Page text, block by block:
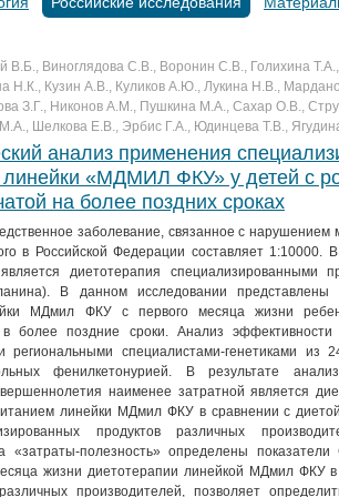
В.Б., Виноглядова С.В., Воронин С.В., Голихина
Н.К., Кузин А.В., Куликов А.Ю., Лукина Н.В.,
З.Г., Никонов А.М., Пушкина М.А., Сахар О.В.,
Шелкова Е.В., Эрбис Г.А., Юдинцева Т.В.,
анализ применения
линейки «МДМИЛ ФКУ» у детей с
на более поздних сроках
заболевание, связанное с нарушением
в Российской Федерации составляет
диетотерапия специализированными
В данном исследовании представлены
МДмил ФКУ с первого месяца жизни
более поздние сроки. Анализ
региональными специалистами-генетиками из
фенилкетонурией. В результате
наименее затратной является
линейки МДмил ФКУ в сравнении с
продуктов различных
«затраты-полезность» определены
жизни диетотерапии линейкой МДмил ФКУ
производителей, позволяет